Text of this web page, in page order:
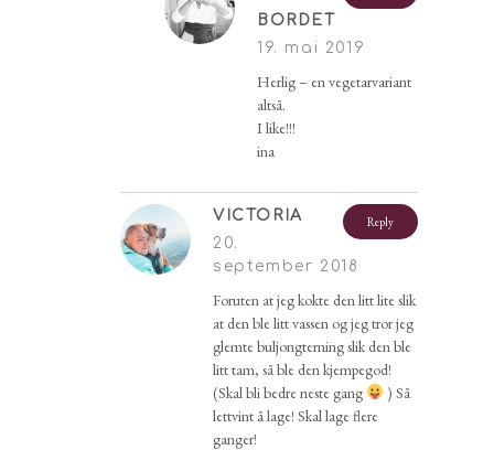
BORDET
19. mai 2019
Herlig – en vegetarvariant
altså.
I like!!!
ina
Reply
VICTORIA
20.
september 2018
Foruten at jeg kokte den litt lite slik
at den ble litt vassen og jeg tror jeg
glemte buljongterning slik den ble
litt tam, så ble den kjempegod!
(Skal bli bedre neste gang
) Så
lettvint å lage! Skal lage flere
ganger!